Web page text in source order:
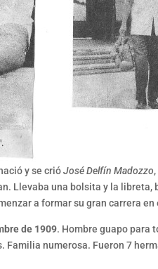
y se crióJosé Delfín Madozzo
Llevaba una bolsita y la
a formar su gran carrera
de 1909. Hombre guapo para
numerosa. Fueron 7